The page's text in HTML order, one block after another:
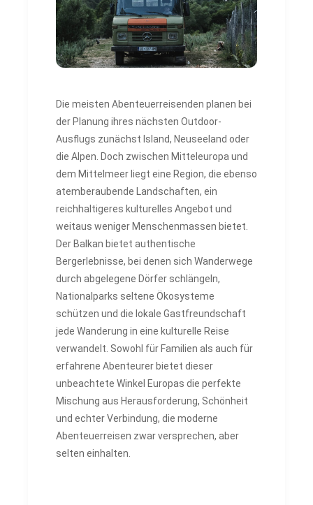
Die meisten Abenteuerreisenden planen bei
der Planung ihres nächsten Outdoor-
Ausflugs zunächst Island, Neuseeland oder
die Alpen. Doch zwischen Mitteleuropa und
dem Mittelmeer liegt eine Region, die ebenso
atemberaubende Landschaften, ein
reichhaltigeres kulturelles Angebot und
weitaus weniger Menschenmassen bietet.
Der Balkan bietet authentische
Bergerlebnisse, bei denen sich Wanderwege
durch abgelegene Dörfer schlängeln,
Nationalparks seltene Ökosysteme
schützen und die lokale Gastfreundschaft
jede Wanderung in eine kulturelle Reise
verwandelt. Sowohl für Familien als auch für
erfahrene Abenteurer bietet dieser
unbeachtete Winkel Europas die perfekte
Mischung aus Herausforderung, Schönheit
und echter Verbindung, die moderne
Abenteuerreisen zwar versprechen, aber
selten einhalten.